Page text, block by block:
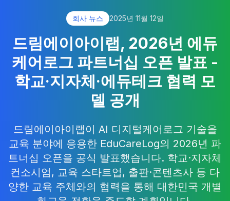
회사 뉴스 2025년 11월 12일
드림에이아이랩, 2026년 에듀
케어로그 파트너십 오픈 발표 -
학교·지자체·에듀테크 협력 모
델 공개
드림에이아이랩이 AI 디지털케어로그 기술을
교육 분야에 응용한 EduCareLog의 2026년 파
트너십 오픈을 공식 발표했습니다. 학교·지자체
컨소시엄, 교육 스타트업, 출판·콘텐츠사 등 다
양한 교육 주체와의 협력을 통해 대한민국 개별